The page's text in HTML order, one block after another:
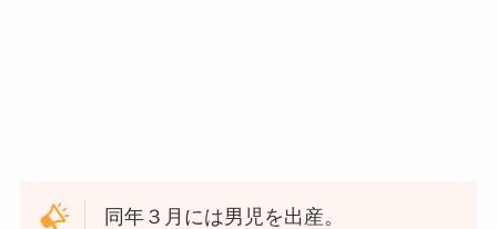
同年３月には男児を出産。